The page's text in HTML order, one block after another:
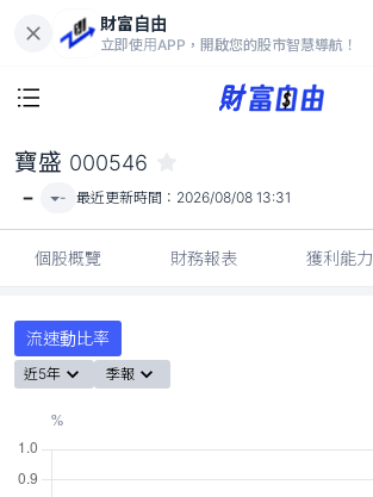
財富自由
立即使用APP，開啟您的股市智慧導航！
-
寶盛 000546
- - 最近更新時間： 2026/08/08 13:31
個股概覽 財務報表 獲利能力
流速動比率
近5年 季報